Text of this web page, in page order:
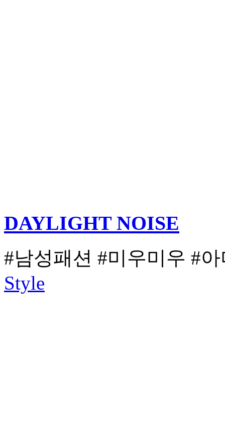
DAYLIGHT NOISE
#남성패션 #미우미우 #
Style